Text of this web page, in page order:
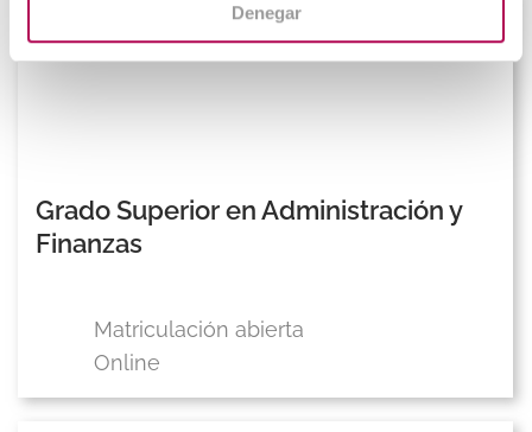
Denegar
Grado Superior en Administración y
Finanzas
Matriculación abierta
Online